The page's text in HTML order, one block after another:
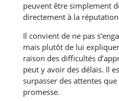
peuvent être simplement
directement à la réputation
Il convient de ne pas
mais plutôt de lui
raison des difficultés
peut y avoir des délais. Il
surpasser des attentes
promesse.